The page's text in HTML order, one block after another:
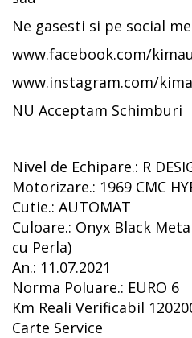
Ne gasesti si pe social
www.facebook.com/
www.instagram.com/
NU Acceptam Schimburi
Nivel de Echipare.: R
Motorizare.: 1969 CMC
Cutie.: AUTOMAT
Culoare.: Onyx Black
cu Perla)
An.: 11.07.2021
Norma Poluare.: EURO 6
Km Reali Verificabil
Carte Service